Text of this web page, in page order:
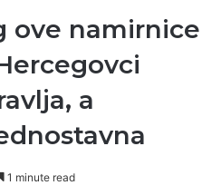
ove namirnice
a
1 minute read